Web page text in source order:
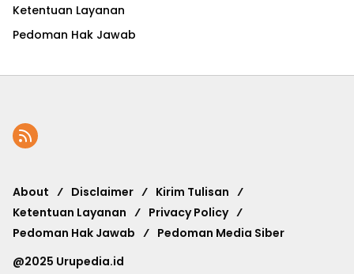
Ketentuan Layanan
Pedoman Hak Jawab
About Disclaimer
Kirim Tulisan
Ketentuan Layanan
Privacy Policy
Pedoman Hak Jawab
Pedoman Media Siber
@2025 Urupedia.id